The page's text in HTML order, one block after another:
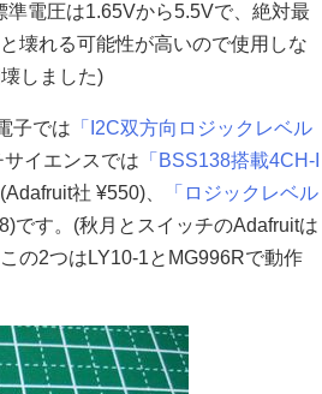
電圧は1.65Vから5.5Vで、絶対最
壊れる可能性が高いので使用しな
しました)
子では 「I2C双方向ロジックレベル
イエンスでは 「BSS138搭載4CH-I
(Adafruit社 ¥550)、
「ロジックレベル
です。(秋月とスイッチのAdafruitは
の2つはLY10-1とMG996Rで動作